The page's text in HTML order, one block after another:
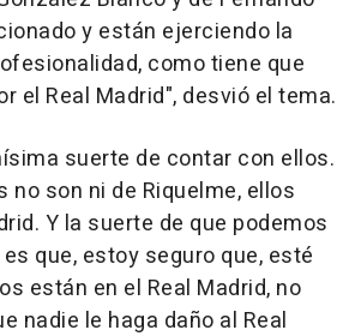
y están ejerciendo la
como tiene que
el Real Madrid", desvió el tema.
suerte de contar con ellos.
no son ni de Riquelme, ellos
Y la suerte de que podemos
que, estoy seguro que, esté
están en el Real Madrid, no
nadie le haga daño al Real